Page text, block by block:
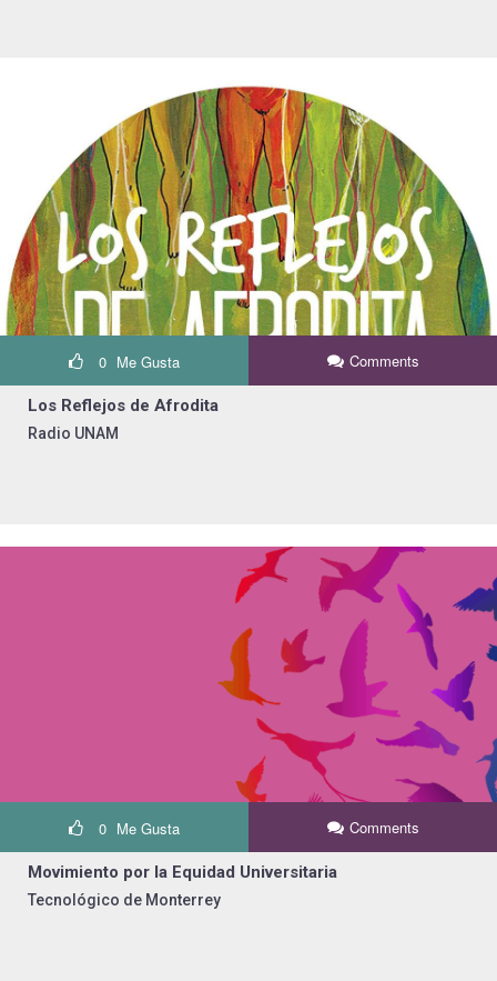
0 Me Gusta Comments
Los Reflejos de Afrodita
Radio UNAM
0 Me Gusta Comments
Movimiento por la Equidad Universitaria
Tecnológico de Monterrey